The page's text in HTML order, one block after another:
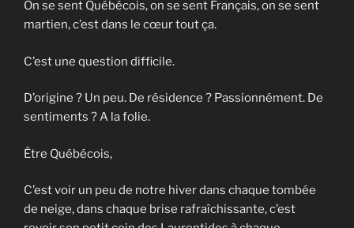
On se sent Québécois, on se sent Français, on se sent
martien, c’est dans le cœur tout ça.
C’est une question difficile.
D’origine ? Un peu. De résidence ? Passionnément. De
sentiments ? A la folie.
Être Québécois,
C’est voir un peu de notre hiver dans chaque tombée
de neige, dans chaque brise rafraîchissante, c’est